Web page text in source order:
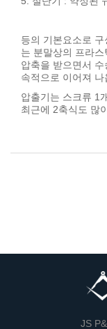
등의 기본요소로
는 분말상의 프라
압축을 받으면서
속적으로 이어져 나
압출기는 스크류 1
최근에 2축식도 많
JS